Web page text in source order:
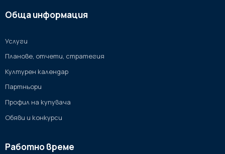
Обща информация
Услуги
Планове, отчети, стратегия
Културен календар
Партньори
Профил на купувача
Обяви и конкурси
Работно време